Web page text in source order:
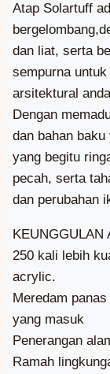
Atap Solartuff
dan liat, serta
sempurna
arsitektural
Dengan
dan bahan
yang begitu
pecah, serta
dan perubahan
KEUNGGULAN
250 kali lebih
acrylic.
Meredam
yang masuk
Penerangan
Ramah